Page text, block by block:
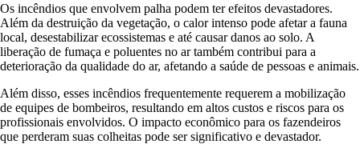
Os incêndios que envolvem palha podem ter efeitos devastadores.
Além da destruição da vegetação, o calor intenso pode afetar a fauna
local, desestabilizar ecossistemas e até causar danos ao solo. A
liberação de fumaça e poluentes no ar também contribui para a
deterioração da qualidade do ar, afetando a saúde de pessoas e animais.
Além disso, esses incêndios frequentemente requerem a mobilização
de equipes de bombeiros, resultando em altos custos e riscos para os
profissionais envolvidos. O impacto econômico para os fazendeiros
que perderam suas colheitas pode ser significativo e devastador.